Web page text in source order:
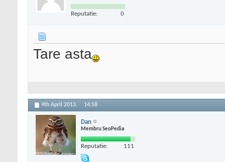
Reputatie: 0
Tare asta
9th April 2013, 14:58
Dan
Membru SeoPedia
Reputatie: 111